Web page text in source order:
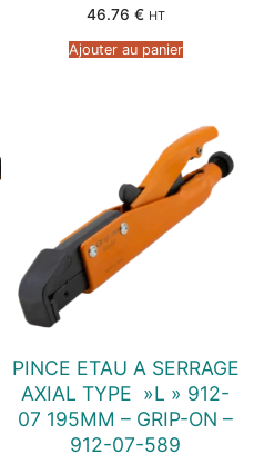
46.76 € HT
Ajouter au panier
PINCE ETAU A SERRAGE
AXIAL TYPE »L » 912-
07 195MM – GRIP-ON –
912-07-589